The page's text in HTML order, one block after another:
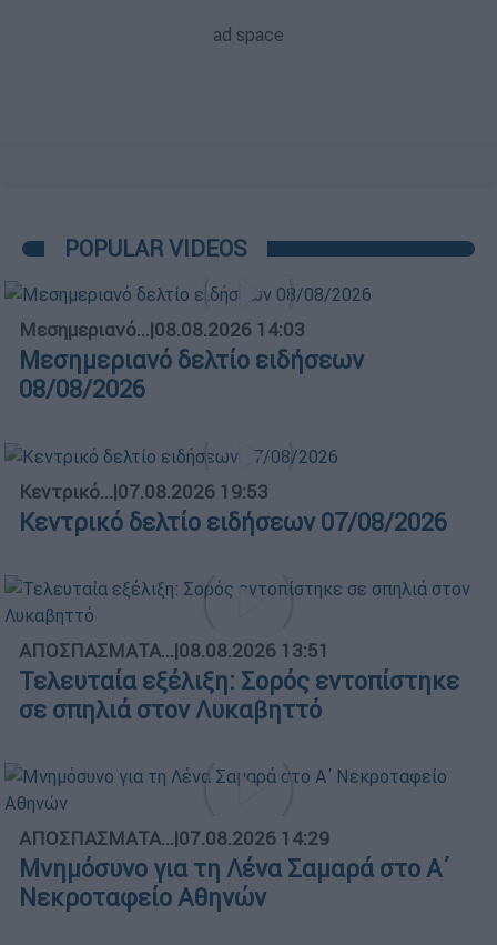
POPULAR VIDEOS
Μεσημεριανό...|08.08.2026 14:03
Μεσημεριανό δελτίο ειδήσεων
08/08/2026
Κεντρικό...|07.08.2026 19:53
Κεντρικό δελτίο ειδήσεων 07/08/2026
ΑΠΟΣΠΑΣΜΑΤΑ...|08.08.2026 13:51
Τελευταία εξέλιξη: Σορός εντοπίστηκε
σε σπηλιά στον Λυκαβηττό
ΑΠΟΣΠΑΣΜΑΤΑ...|07.08.2026 14:29
Μνημόσυνο για τη Λένα Σαμαρά στο Α΄
Νεκροταφείο Αθηνών